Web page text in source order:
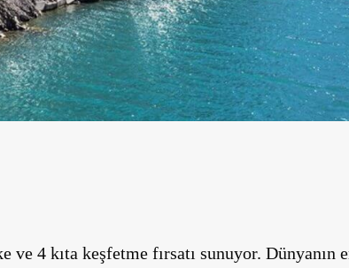
ve 4 kıta keşfetme fırsatı sunuyor. Dünyanın